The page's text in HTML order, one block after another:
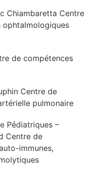
Chiambaretta Centre
ophtalmologiques
de compétences
Centre de
pulmonaire
Pédiatriques –
Centre de
immunes,